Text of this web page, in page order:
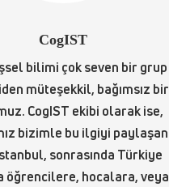
CogIST
bilimi çok seven bir grup
müteşekkil, bağımsız bir
CogIST ekibi olarak ise,
bizimle bu ilgiyi paylaşan
sonrasında Türkiye
öğrencilere, hocalara, veya